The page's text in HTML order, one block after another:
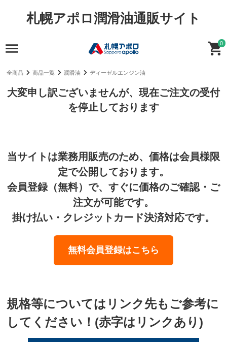
札幌アポロ潤滑油通販サイト
0
全商品 商品一覧 潤滑油 ディーゼルエンジン油
大変申し訳ございませんが、現在ご注文の受付
を停止しております
当サイトは業務用販売のため、価格は会員様限
定で公開しております。
会員登録（無料）で、すぐに価格のご確認・ご
注文が可能です。
掛け払い・クレジットカード決済対応です。
無料会員登録はこちら
規格等についてはリンク先もご参考に
してください！(赤字はリンクあり)